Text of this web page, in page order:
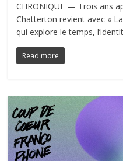
CHRONIQUE — Trois ans
Chatterton revient avec «
qui explore le temps,
Read more